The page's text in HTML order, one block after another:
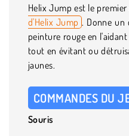
Helix Jump est le
d'Helix Jump . Donne un
peinture rouge en
tout en évitant ou
jaunes.
COMMANDES DU
Souris